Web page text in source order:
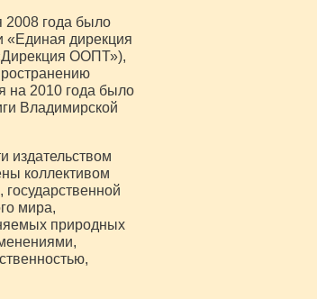
2008 года было
«Единая дирекция
ООПТ»),
на 2010 года было
Владимирской
издательством
коллективом
мира,
природных